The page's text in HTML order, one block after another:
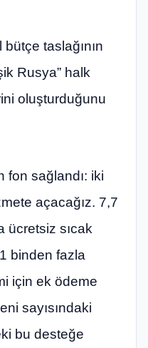
taslağının
Rusya” halk
oluşturduğunu
fon sağlandı: iki
açacağız. 7,7
ücretsiz sıcak
binden fazla
için ek ödeme
sayısındaki
bu desteğe